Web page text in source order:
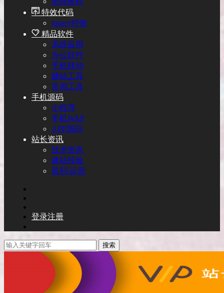
特效代码
jquery特效
精品软件
系统应用
办公软件
手机移动
建站工具
常用工具
手机源码
小程序
手机WAP
APP源码
站长资讯
技术资讯
建站经验
盈利/运营
登录注册
搜索